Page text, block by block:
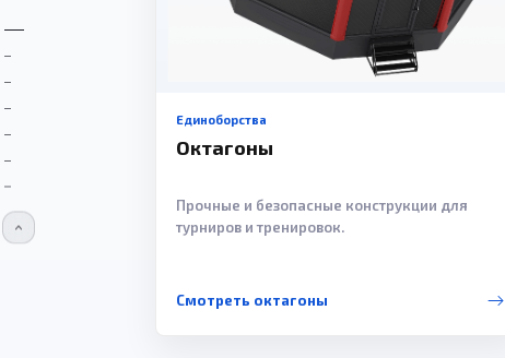
Единоборства
Октагоны
Прочные и безопасные конструкции для
турниров и тренировок.
Смотреть октагоны